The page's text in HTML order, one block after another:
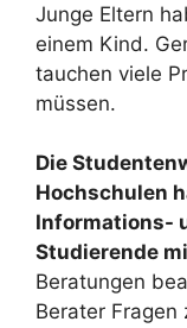
Junge Eltern
einem Kind.
tauchen viele
müssen.
Die
Hochschulen
Informations-
Studierende
Beratungen
Berater